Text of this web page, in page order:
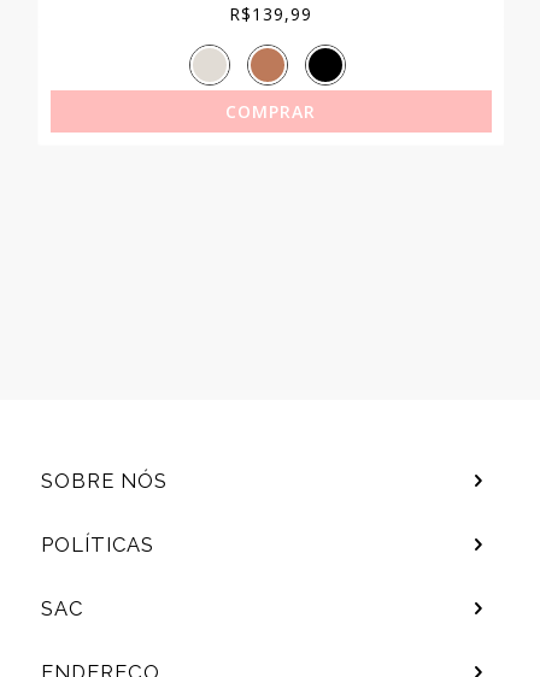
R$139,99
COMPRAR
SOBRE NÓS
POLÍTICAS
SAC